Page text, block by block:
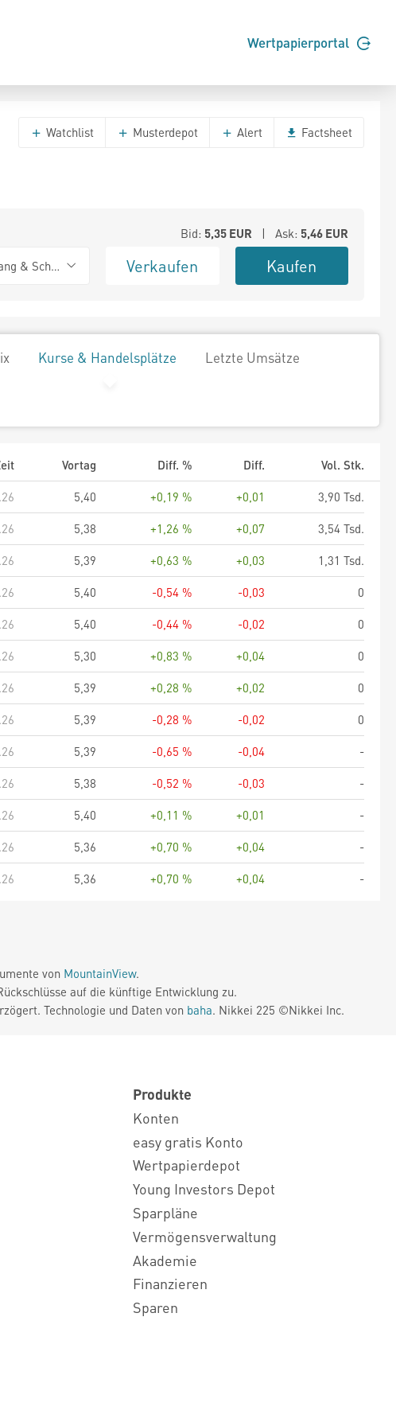
Wertpapierportal
Watchlist Musterdepot Alert Factsheet
Bid: 5,35EUR | Ask: 5,46EUR
& Schwarz Verkaufen Kaufen
Kurse & Handelsplätze Letzte Umsätze
Vortag Diff. % Diff.
Vol. Stk.
5,40 +0,19 % +0,01
3,90 Tsd.
5,38 +1,26 % +0,07
3,54 Tsd.
5,39 +0,63 % +0,03
1,31 Tsd.
5,40 -0,54 % -0,03
0
5,40 -0,44 % -0,02
0
5,30 +0,83 % +0,04
0
5,39 +0,28 % +0,02
0
5,39 -0,28 % -0,02
0
5,39 -0,65 % -0,04
-
5,38 -0,52 % -0,03
-
5,40 +0,11 % +0,01
-
5,36 +0,70 % +0,04
-
5,36 +0,70 % +0,04 -
von MountainView.
auf die künftige Entwicklung zu.
Technologie und Daten von baha. Nikkei 225 ©Nikkei Inc.
Produkte
Konten
easy gratis Konto
Wertpapierdepot
Young Investors Depot
Sparpläne
Vermögensverwaltung
Akademie
Finanzieren
Sparen